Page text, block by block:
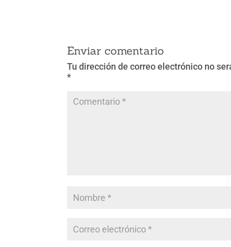
Enviar comentario
Tu dirección de correo electrónico no
*